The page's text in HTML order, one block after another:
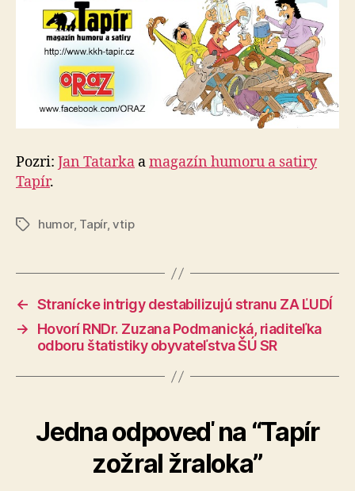
Pozri: Jan Tatarka amagazín humoru a satiry
Tapír.
Značkyhumor, Tapír,vtip
← Stranícke intrigy destabilizujú stranu ZA ĽUDÍ
→
Hovorí RNDr. Zuzana Podmanická, riaditeľka
odboru štatistiky obyvateľstva ŠÚ SR
Jedna odpoveď na “Tapír
zožral žraloka”